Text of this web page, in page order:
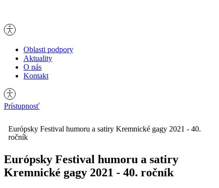
Oblasti podpory
Aktuality
O nás
Kontakt
Prístupnosť
Európsky Festival humoru a satiry Kremnické gagy 2021 - 40.
ročník
Európsky Festival humoru a satiry
Kremnické gagy 2021 - 40. ročník